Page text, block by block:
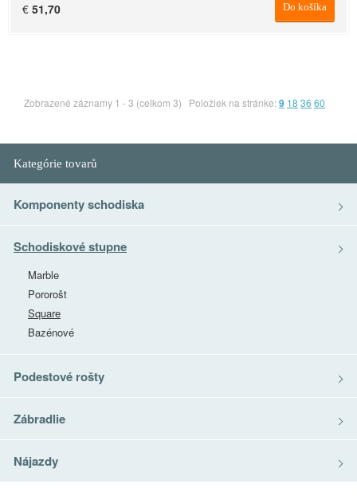
Do košíka
€ 51,70
Položiek na stránke:9 18 36 60
Zobrazené záznamy 1 - 3 (celkom 3)
Kategórie tovarů
Komponenty schodiska
Schodiskové stupne
Marble
Pororošt
Square
Bazénové
Podestové rošty
Zábradlie
Nájazdy